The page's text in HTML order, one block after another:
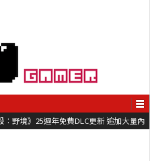
：野境》25週年免費DLC更新 追加大量內
折扣